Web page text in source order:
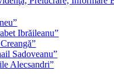
Ibrăileanu”
Sadoveanu”
Alecsandri”